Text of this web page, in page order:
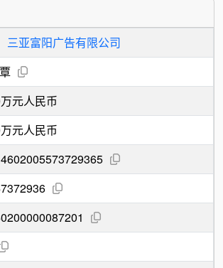
三亚富阳广告有限公司
元人民币
元人民币